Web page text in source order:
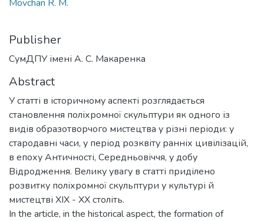
Movchan R. M.
Publisher
СумДПУ імені А. С. Макаренка
Abstract
У статті в історичному аспекті розглядається
становлення поліхромної скульптури як одного із
видів образотворчого мистецтва у різні періоди: у
стародавні часи, у період розквіту ранніх цивілізацій,
в епоху Античності, Середньовіччя, у добу
Відродження. Велику увагу в статті приділено
розвитку поліхромної скульптури у культурі й
мистецтві XIX - XX століть.
In the article, in the historical aspect, the formation of